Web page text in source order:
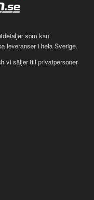
som kan
leveranser i hela Sverige.
vi säljer till privatpersoner